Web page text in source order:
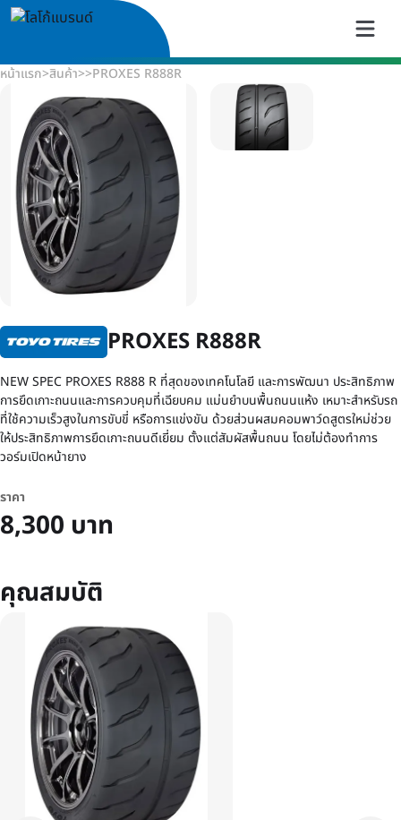
หน้าแรก>สินค้า>>PROXES R888R
PROXES R888R
NEW SPEC PROXES R888 R ที่สุดของเทคโนโลยี และการพัฒนา ประสิทธิภาพ
การยึดเกาะถนนและการควบคุมที่เฉียบคม แม่นยำบนพื้นถนนแห้ง เหมาะสำหรับรถ
ที่ใช้ความเร็วสูงในการขับขี่ หรือการแข่งขัน ด้วยส่วนผสมคอมพาว์ดสูตรใหม่ช่วย
ให้ประสิทธิภาพการยึดเกาะถนนดีเยี่ยม ตั้งแต่สัมผัสพื้นถนน โดยไม่ต้องทำการ
วอร์มเปิดหน้ายาง
ราคา
8,300 บาท
คุณสมบัติ